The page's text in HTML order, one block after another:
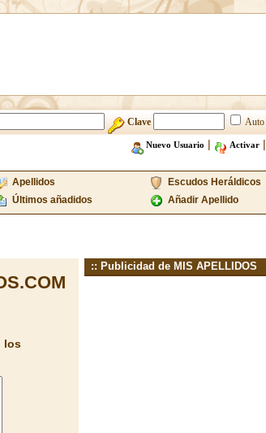
Clave Auto
Nuevo Usuario | Activar|
Apellidos
Escudos Heráldicos
Últimos añadidos Añadir Apellido
los
:: Publicidad de MIS APELLIDOS